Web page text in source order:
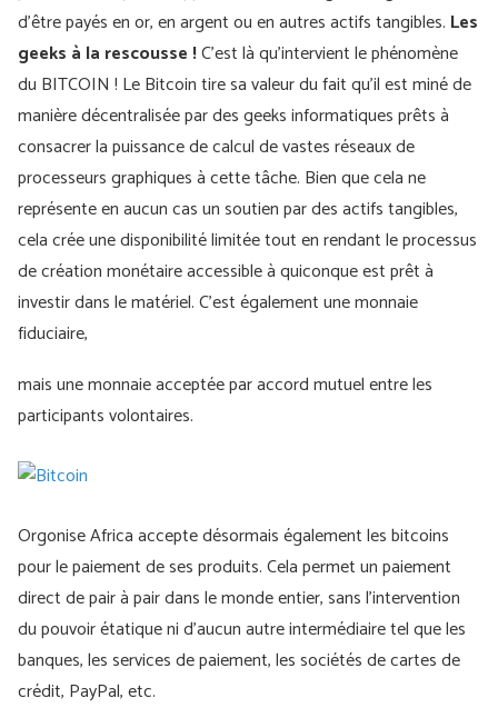
d'être payés en or, en argent ou en autres actifs tangibles. Les
geeks à la rescousse !C'est là qu'intervient le phénomène
du BITCOIN ! Le Bitcoin tire sa valeur du fait qu'il est miné de
manière décentralisée par des geeks informatiques prêts à
consacrer la puissance de calcul de vastes réseaux de
processeurs graphiques à cette tâche. Bien que cela ne
représente en aucun cas un soutien par des actifs tangibles,
cela crée une disponibilité limitée tout en rendant le processus
de création monétaire accessible à quiconque est prêt à
investir dans le matériel. C'est également une monnaie
fiduciaire,
mais une monnaie acceptée par accord mutuel entre les
participants volontaires.
Orgonise Africa accepte désormais également les bitcoins
pour le paiement de ses produits. Cela permet un paiement
direct de pair à pair dans le monde entier, sans l'intervention
du pouvoir étatique ni d'aucun autre intermédiaire tel que les
banques, les services de paiement, les sociétés de cartes de
crédit, PayPal, etc.